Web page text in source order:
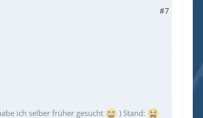
#7
ich selber früher gesucht
) Stand: